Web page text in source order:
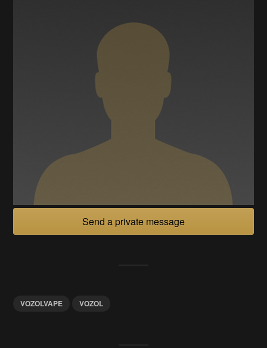
Send a private message
VOZOLVAPE VOZOL